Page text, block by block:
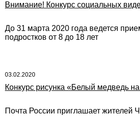
Внимание! Конкурс социальных
До 31 марта 2020 года ведется
подростков от 8 до 18 лет
03.02.2020
Конкурс рисунка «Белый медведь
Почта России приглашает жителей